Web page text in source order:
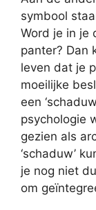
symbool
Word je in je
panter? Dan
leven dat je
moeilijke
een
psychologie
gezien als
‘schaduw’
je nog niet
om